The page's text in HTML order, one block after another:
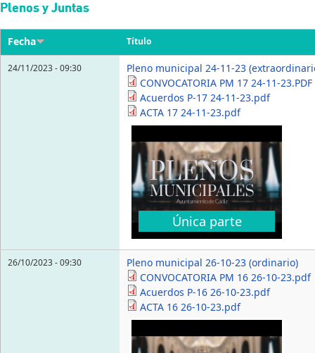
Pasar al contenido principal
Plenos y Juntas
Fecha Título
24/11/2023 - 09:30
Pleno municipal 24-11-23
CONVOCATORIA PM 17 24-11-23.PDF
Acuerdos P-17 24-11-23.pdf
ACTA 17 24-11-23.pdf
Única parte
26/10/2023 - 09:30
Pleno municipal 26-10-23 (ordinario)
CONVOCATORIA PM 16 26-10-23.pdf
Acuerdos P-16 26-10-23.pdf
ACTA 16 26-10-23.pdf